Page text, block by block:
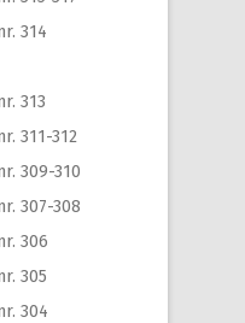
314
313
311-312
309-310
307-308
306
305
304